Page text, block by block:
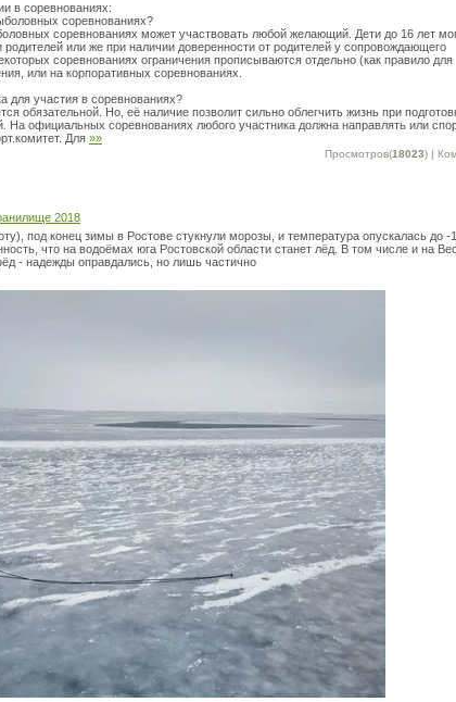
в соревнованиях:
соревнованиях?
соревнованиях может участвовать любой желающий. Дети до 16 лет
родителей или же при наличии доверенности от родителей у сопровождающего
соревнованиях ограничения прописываются отдельно (как правило для
или на корпоративных соревнованиях.
для участия в соревнованиях?
обязательной. Но, её наличие позволит сильно облегчить жизнь при
На официальных соревнованиях любого участника должна направлять или
Для »»
Просмотров(18023) |
2018
под конец зимы в Ростове стукнули морозы, и температура опускалась до -
что на водоёмах юга Ростовской области станет лёд. В том числе и на
- надежды оправдались, но лишь частично